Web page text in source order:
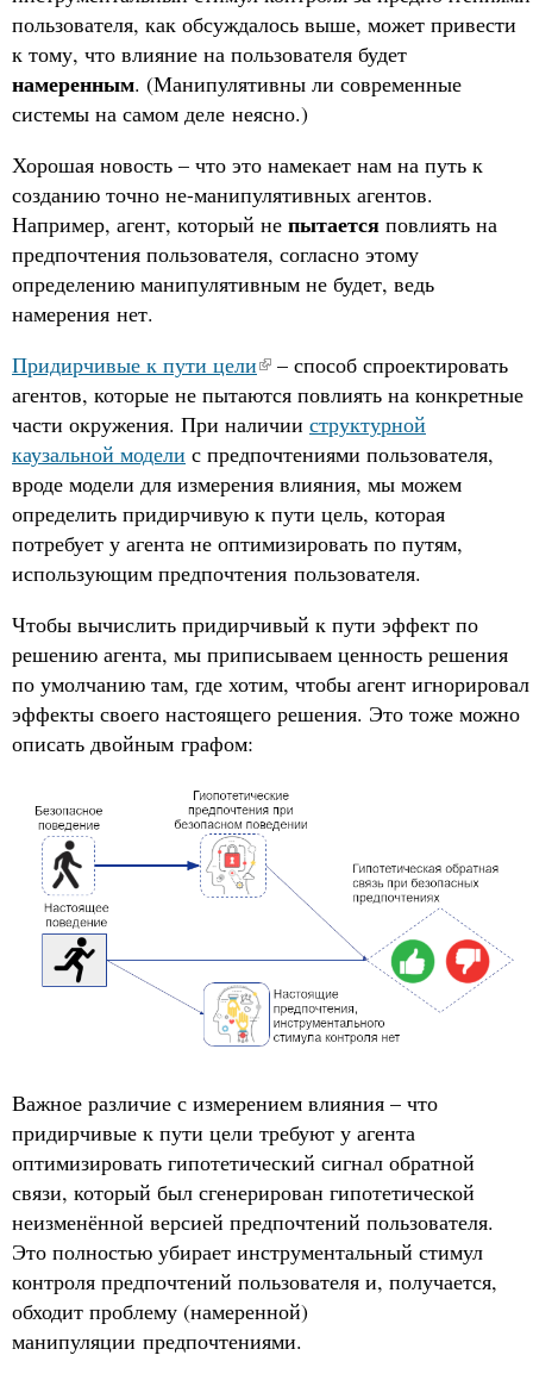
пользователя, как обсуждалось выше, может привести
к тому, что влияние на пользователя будет
намеренным. (Манипулятивны ли современные
системы на самом деле неясно.)
Хорошая новость – что это намекает нам на путь к
созданию точно не-манипулятивных агентов.
Например, агент, который не пытается повлиять на
предпочтения пользователя, согласно этому
определению манипулятивным не будет, ведь
намерения нет.
Придирчивые к пути цели
– способ спроектировать
агентов, которые не пытаются повлиять на конкретные
части окружения. При наличии структурной
каузальной модели с предпочтениями пользователя,
вроде модели для измерения влияния, мы можем
определить придирчивую к пути цель, которая
потребует у агента не оптимизировать по путям,
использующим предпочтения пользователя.
Чтобы вычислить придирчивый к пути эффект по
решению агента, мы приписываем ценность решения
по умолчанию там, где хотим, чтобы агент игнорировал
эффекты своего настоящего решения. Это тоже можно
описать двойным графом:
Важное различие с измерением влияния – что
придирчивые к пути цели требуют у агента
оптимизировать гипотетический сигнал обратной
связи, который был сгенерирован гипотетической
неизменённой версией предпочтений пользователя.
Это полностью убирает инструментальный стимул
контроля предпочтений пользователя и, получается,
обходит проблему (намеренной)
манипуляции предпочтениями.